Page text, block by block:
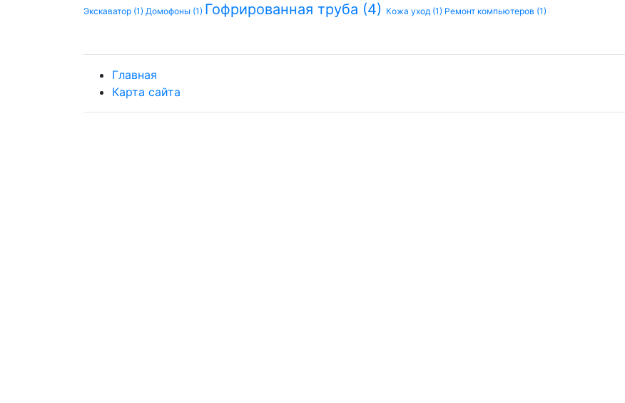
Экскаватор (1) Домофоны (1) Гофрированная труба (4) Кожа уход (1) Ремонт компьютеров (1)
Главная
Карта сайта